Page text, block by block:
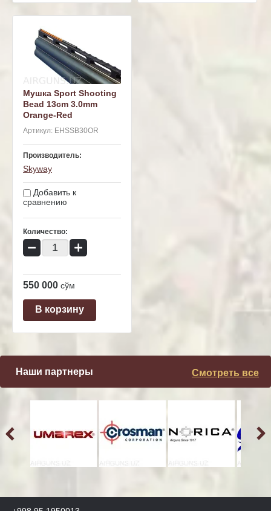
Мушка Sport Shooting
Bead 13cm 3.0mm
Orange-Red
Артикул: EHSSB30OR
Производитель:
Skyway
Добавить к
сравнению
Количество:
− +
550 000 сўм
В корзину
Наши партнеры Смотреть все